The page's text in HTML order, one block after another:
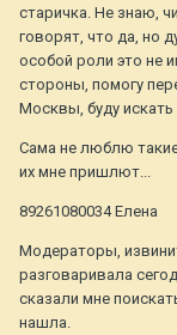
старичка. Не знаю,
говорят, что да, но
особой роли это не
стороны, помогу
Москвы, буду
Сама не люблю
их мне пришлют...
89261080034 Елена
Модераторы,
разговаривала
сказали мне
нашла.